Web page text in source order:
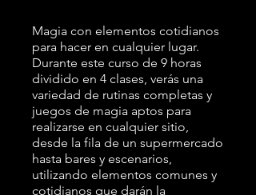
Magia con elementos cotidianos
para hacer en cualquier lugar.
Durante este curso de 9 horas
dividido en 4 clases, verás una
variedad de rutinas completas y
juegos de magia aptos para
realizarse en cualquier sitio,
desde la fila de un supermercado
hasta bares y escenarios,
utilizando elementos comunes y
cotidianos que darán la